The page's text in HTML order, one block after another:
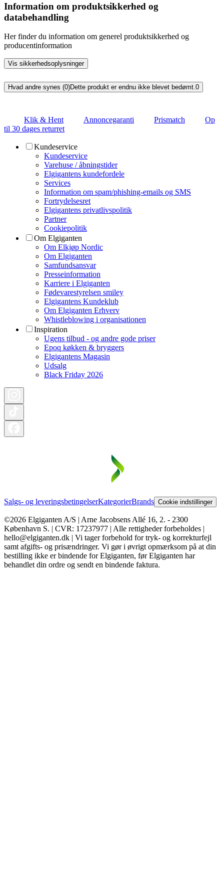
Information om produktsikkerhed og
databehandling
Her finder du information om generel produktsikkerhed og
producentinformation
Vis sikkerhedsoplysninger
Hvad andre synes (0)Dette produkt er endnu ikke blevet bedømt.0
Klik & Hent Annoncegaranti Prismatch
Op
til 30 dages returret
Kundeservice
Kundeservice
Varehuse / åbningstider
Elgigantens kundefordele
Services
Information om spam/phishing-emails og SMS
Fortrydelsesret
Elgigantens privatlivspolitik
Partner
Cookiepolitik
Om Elgiganten
Om Elkjøp Nordic
Om Elgiganten
Samfundsansvar
Presseinformation
Karriere i Elgiganten
Fødevarestyrelsen smiley
Elgigantens Kundeklub
Om Elgiganten Erhverv
Whistleblowing i organisationen
Inspiration
Ugens tilbud - og andre gode priser
Epoq køkken & bryggers
Elgigantens Magasin
Udsalg
Black Friday 2026
Salgs- og leveringsbetingelserKategorierBrands Cookie indstillinger
©2026 Elgiganten A/S | Arne Jacobsens Allé 16, 2. - 2300
København S. | CVR: 17237977 | Alle rettigheder forbeholdes |
hello@elgiganten.dk | Vi tager forbehold for tryk- og korrekturfejl
samt afgifts- og prisændringer. Vi gør i øvrigt opmærksom på at din
bestilling ikke er bindende for Elgiganten, før Elgiganten har
behandlet din ordre og sendt en bindende faktura.